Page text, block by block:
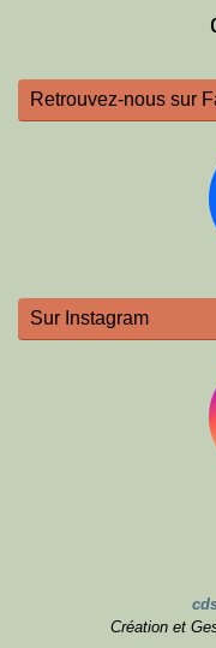
Retrouvez-nous sur
Sur Instagram
Création et